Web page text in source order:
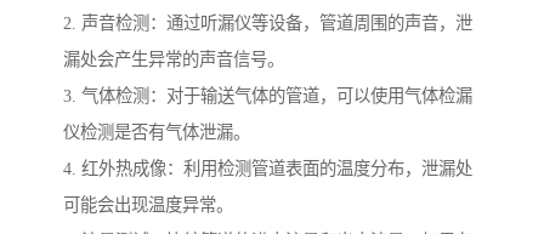
2. 声音检测：通过听漏仪等设备，管道周围的声音，泄
漏处会产生异常的声音信号。
3. 气体检测：对于输送气体的管道，可以使用气体检漏
仪检测是否有气体泄漏。
4. 红外热成像：利用检测管道表面的温度分布，泄漏处
可能会出现温度异常。